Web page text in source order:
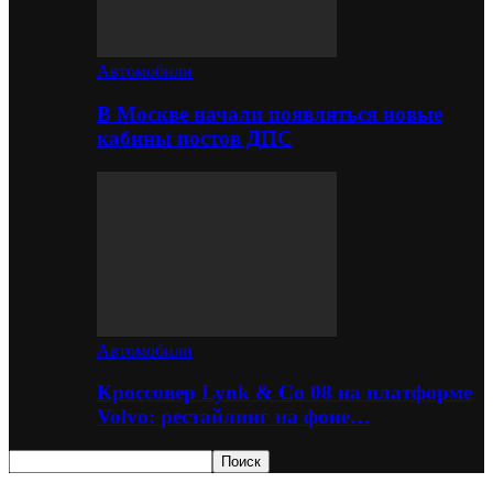
Автомобили
В Москве начали появляться новые
кабины постов ДПС
Автомобили
Кроссовер Lynk & Co 08 на платформе
Volvo: рестайлинг на фоне…